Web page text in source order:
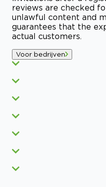
reviews are checked
unlawful content and
guarantees that the
actual customers.
Voor bedrijven